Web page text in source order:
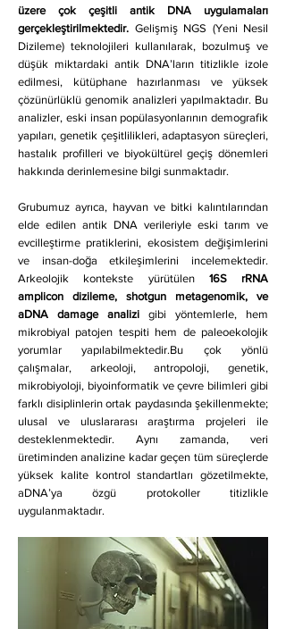
üzere çok çeşitli antik DNA uygulamaları
gerçekleştirilmektedir. Gelişmiş NGS (Yeni Nesil
Dizileme) teknolojileri kullanılarak, bozulmuş ve
düşük miktardaki antik DNA’ların titizlikle izole
edilmesi, kütüphane hazırlanması ve yüksek
çözünürlüklü genomik analizleri yapılmaktadır. Bu
analizler, eski insan popülasyonlarının demografik
yapıları, genetik çeşitlilikleri, adaptasyon süreçleri,
hastalık profilleri ve biyokültürel geçiş dönemleri
hakkında derinlemesine bilgi sunmaktadır.
Grubumuz ayrıca, hayvan ve bitki kalıntılarından
elde edilen antik DNA verileriyle eski tarım ve
evcilleştirme pratiklerini, ekosistem değişimlerini
ve insan-doğa etkileşimlerini incelemektedir.
Arkeolojik kontekste yürütülen16S rRNA
amplicon dizileme, shotgun metagenomik, ve
aDNA damage analizi gibi yöntemlerle, hem
mikrobiyal patojen tespiti hem de paleoekolojik
yorumlar yapılabilmektedir.Bu çok yönlü
çalışmalar, arkeoloji, antropoloji, genetik,
mikrobiyoloji, biyoinformatik ve çevre bilimleri gibi
farklı disiplinlerin ortak paydasında şekillenmekte;
ulusal ve uluslararası araştırma projeleri ile
desteklenmektedir. Aynı zamanda, veri
üretiminden analizine kadar geçen tüm süreçlerde
yüksek kalite kontrol standartları gözetilmekte,
aDNA’ya özgü protokoller titizlikle
uygulanmaktadır.